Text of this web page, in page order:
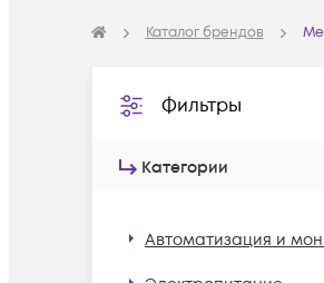
Каталог брендов
Фильтры
Категории
Автоматизация и